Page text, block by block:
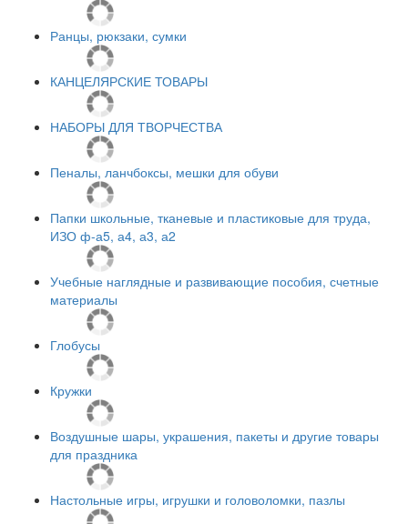
Ранцы, рюкзаки, сумки
КАНЦЕЛЯРСКИЕ ТОВАРЫ
НАБОРЫ ДЛЯ ТВОРЧЕСТВА
Пеналы, ланчбоксы, мешки для обуви
Папки школьные, тканевые и пластиковые для труда,
ИЗО ф-а5, а4, а3, а2
Учебные наглядные и развивающие пособия, счетные
материалы
Глобусы
Кружки
Воздушные шары, украшения, пакеты и другие товары
для праздника
Настольные игры, игрушки и головоломки, пазлы